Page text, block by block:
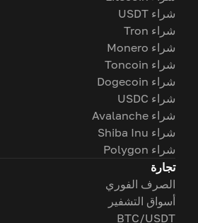
شراء USDT
شراء Tron
شراء Monero
شراء Toncoin
شراء Dogecoin
شراء USDC
شراء Avalanche
شراء Shiba Inu
شراء Polygon
تجارة
الصرف الفوري
أسواق التشفير
BTC/USDT